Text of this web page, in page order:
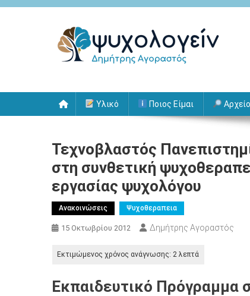
Μεταπηδήστε
Υλικό Ποιος Είμαι Αρχείο
Τεχνοβλαστός
στη συνθετική
εργασίας ψυχολόγου
Ανακοινώσεις Ψυχοθεραπεια
15 Οκτωβρίου 2012 Δημήτρης Αγοραστός
Εκπαιδευτικό Πρόγραμμα